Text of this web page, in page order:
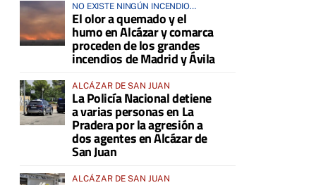
NO EXISTE NINGÚN INCENDIO
ACTIVO EN LA COMARCA
El olor a quemado y el
humo en Alcázar y comarca
proceden de los grandes
incendios de Madrid y Ávila
ALCÁZAR DE SAN JUAN
La Policía Nacional detiene
a varias personas en La
Pradera por la agresión a
dos agentes en Alcázar de
San Juan
ALCÁZAR DE SAN JUAN